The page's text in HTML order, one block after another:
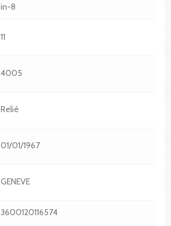
in-8
11
4005
Relié
01/01/1967
GENEVE
3600120116574